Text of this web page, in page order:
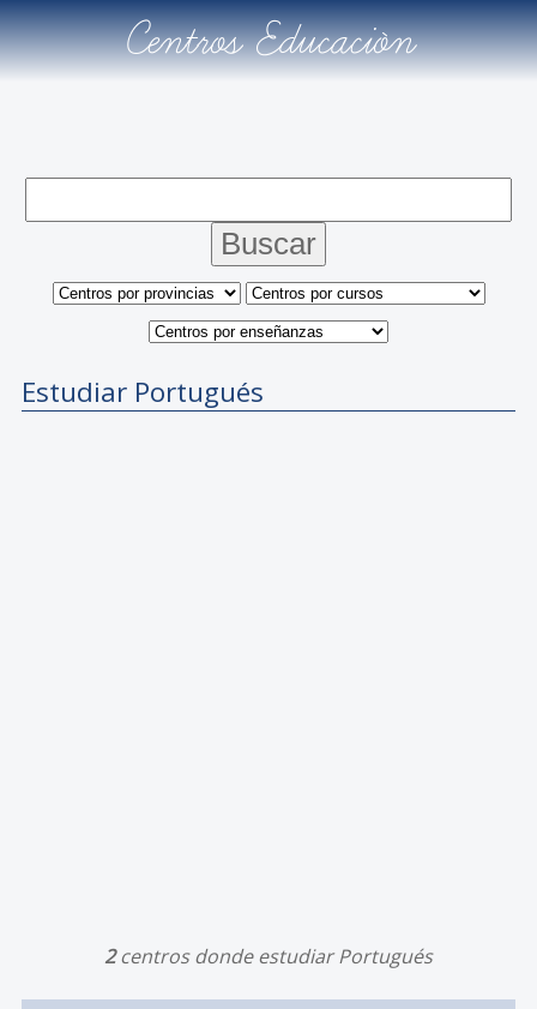
Centros Educación
Estudiar Portugués
2centros donde estudiar Portugués